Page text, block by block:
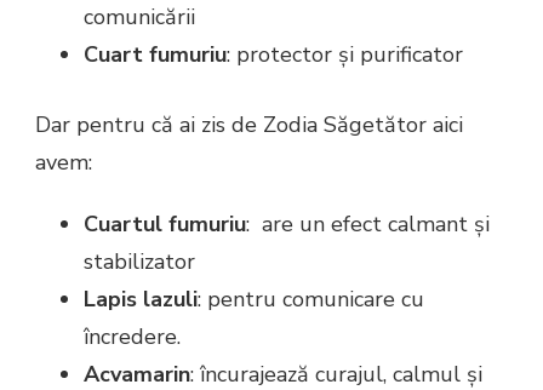
comunicării
Cuart fumuriu: protector și purificator
Dar pentru că ai zis de Zodia Săgetător aici
avem:
Cuartul fumuriu: are un efect calmant și
stabilizator
Lapis lazuli: pentru comunicare cu
încredere.
Acvamarin: încurajează curajul, calmul și